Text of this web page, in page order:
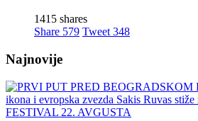
1415 shares
Share 579 Tweet 348
Najnovije